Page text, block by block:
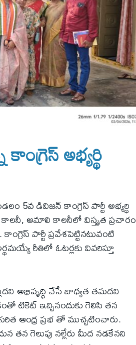
అభ్యర్థి
5వ డివిజన్ కాంగ్రెస్ పార్టీ అభ్యర్థి
కాలనీ, అమాలి కాలనీలో విస్తృత ప్రచారం
పార్టీ ప్రవేశపెట్టినటువంటి
రీతిలో ఓటర్లకు వివరిస్తూ
అభివృద్ధి చేసే బాధ్యత తమదని
టికెట్ ఇచ్చినందుకు గెలిసి తన
ఆంధ్ర ప్రభ తో ముచ్చటించారు.
తన గెలుపు నల్లేరు మీద నడకేనని